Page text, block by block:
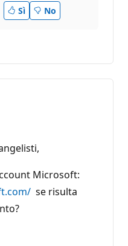
Sì No
Microsoft:
se risulta